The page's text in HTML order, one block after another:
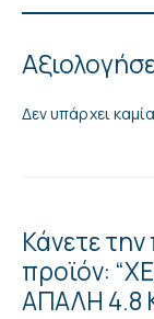
Δεν υπάρχει
Κάνετε
προϊόν:
ΑΠΑΛΗ 4.8